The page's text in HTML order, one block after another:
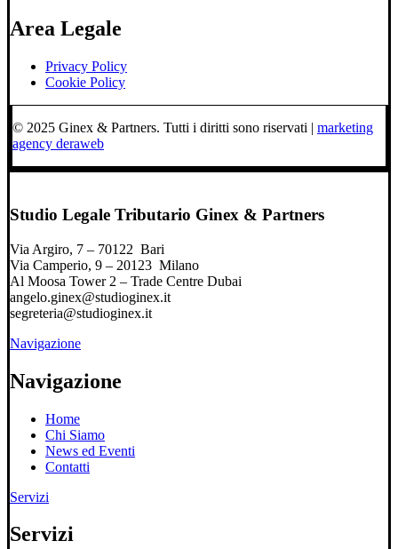
Area Legale
Privacy Policy
Cookie Policy
© 2025 Ginex & Partners. Tutti i diritti sono riservati | marketing
agency deraweb
Studio Legale Tributario Ginex & Partners
Via Argiro, 7 – 70122 Bari
Via Camperio, 9 – 20123 Milano
Al Moosa Tower 2 – Trade Centre Dubai
angelo.ginex@studioginex.it
segreteria@studioginex.it
Navigazione
Navigazione
Home
Chi Siamo
News ed Eventi
Contatti
Servizi
Servizi